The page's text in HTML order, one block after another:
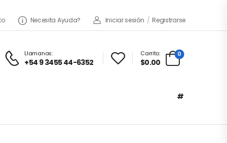
Necesita Ayuda? Iniciar sesión / Registrarse
Llamanos:
+54 9 3455 44-6352
Carrito:
$0.00
0
#